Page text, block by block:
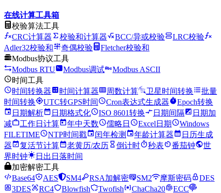
在线计算工具箱
校验算法工具
CRC计算器
校验和计算器 BCC/异或校验
LRC校验
Adler32校验和
奇偶校验
Fletcher校验和
Modbus协议工具
Modbus RTU
Modbus调试
Modbus ASCII
时间工具
时间转换器
时间计算器 周数计算 卫星时间转换
批量
时间转换
UTC转GPS时间 Cron表达式生成器
Epoch转换
日期解析
日期格式化 ISO 8601转换 日期间隔
日期加
减
工作日计算 年中天数 儒略日 Excel日期
Windows
FILETIME
NTP时间戳 闰年检测 年龄计算器
日历生成
器
复活节计算 老黄历/农历 倒计时 秒表 番茄钟
世
界时钟
日出日落时间
加密解密工具
Base64
AES SM4 RSA加解密 SM2 摩斯密码
DES
3DES
RC4 Blowfish Twofish ChaCha20
ECC